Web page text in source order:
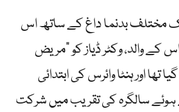
ڈیاز، 53، ایک مختلف بدنما داغ کے ساتھ اس
کے والد، وکٹر ڈیاز کو "مریض
تھا اور ہنٹا وائرس کی ابتدائی
ہوئے سالگرہ کی تقریب میں شرکت